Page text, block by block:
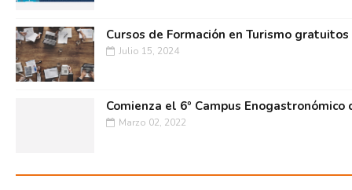
Cursos de Formación en Turismo gratuitos
Julio 15, 2024
Comienza el 6º Campus Enogastronómico
Marzo 02, 2022